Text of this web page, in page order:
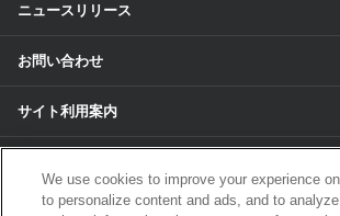
ニュースリリース
お問い合わせ
サイト利用案内
個人情報のお取扱いについて
We use cookies to improve your experience
to personalize content and ads, and to